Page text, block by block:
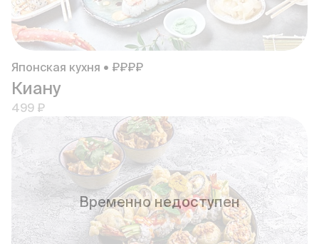
Японская кухня • ₽₽₽₽
Киану
499 ₽
Временно недоступен